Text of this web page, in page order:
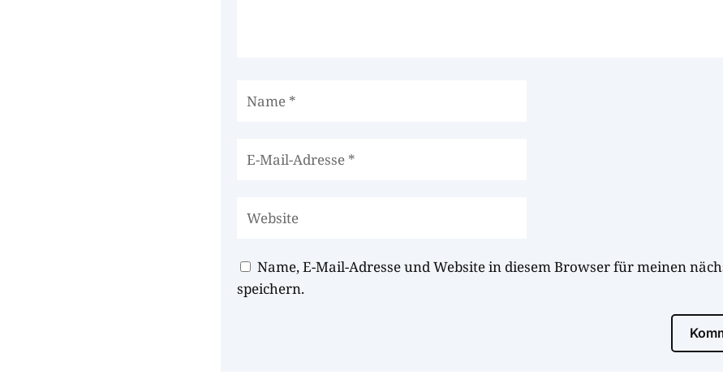
Name, E-Mail-Adresse und Website in diesem Browser für meinen
speichern.